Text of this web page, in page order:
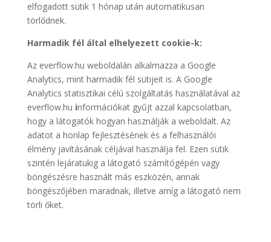
elfogadott sütik 1 hónap után automatikusan
törlődnek.
Harmadik fél által elhelyezett cookie-k:
Az everflow.hu weboldalán alkalmazza a Google
Analytics, mint harmadik fél sütijeit is. A Google
Analytics statisztikai célú szolgáltatás használatával az
everflow.hu információkat gyűjt azzal kapcsolatban,
hogy a látogatók hogyan használják a weboldalt. Az
adatot a honlap fejlesztésének és a felhasználói
élmény javításának céljával használja fel. Ezen sütik
szintén lejáratukig a látogató számítógépén vagy
böngészésre használt más eszközén, annak
böngészőjében maradnak, illetve amíg a látogató nem
törli őket.